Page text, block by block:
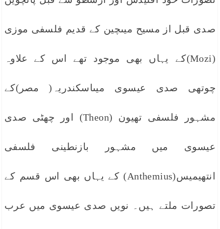
صدی قبل از مسیح میںچین کے قدیم فلسفی موزی
(Mozi)کے یہاں بھی موجود تھے اس کے علاوہ
چوتھی صدی عیسوی میںاسکندریہ( مصر)کے
مشہور فلسفی تھیون (Theon) اور چھٹی صدی
عیسوی میں مشہور بازنطینی فلسفی
انتھیمیس(Anthemius) کے یہاں بھی اس قسم کے
تصورات ملتے ہیں۔ نویں صدی عیسوی میں عرب